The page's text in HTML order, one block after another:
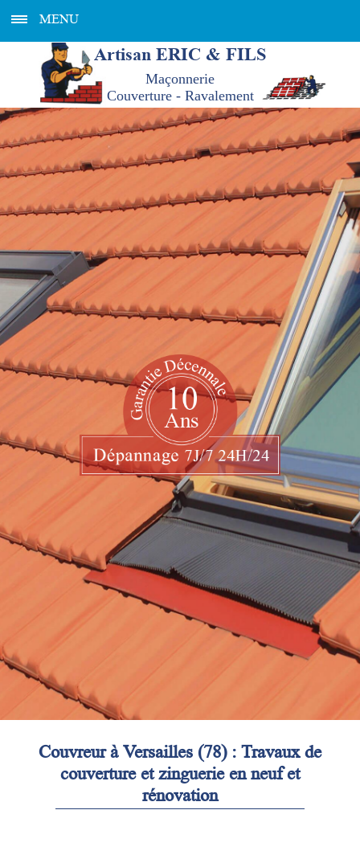
MENU
Artisan ERIC & FILS
Maçonnerie
Couverture - Ravalement
Couvreur à Versailles (78) : Travaux de
couverture et zinguerie en neuf et
rénovation